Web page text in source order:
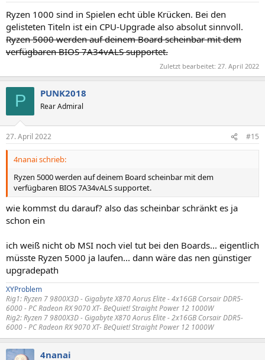
Ryzen 1000 sind in Spielen echt üble Krücken. Bei den
gelisteten Titeln ist ein CPU-Upgrade also absolut sinnvoll.
Ryzen 5000 werden auf deinem Board scheinbar mit dem
verfügbaren BIOS 7A34vALS supportet.
Zuletzt bearbeitet: 27. April 2022
P PUNK2018
Rear Admiral
27. April 2022 #15
4nanai schrieb:
Ryzen 5000 werden auf deinem Board scheinbar mit dem
verfügbaren BIOS 7A34vALS supportet.
wie kommst du darauf? also das scheinbar schränkt es ja
schon ein
ich weiß nicht ob MSI noch viel tut bei den Boards... eigentlich
müsste Ryzen 5000 ja laufen... dann wäre das nen günstiger
upgradepath
XYProblem
Rig1:Ryzen 7 9800X3D - Gigabyte X870 Aorus Elite - 4x16GB Corsair DDR5-
6000 -PC Radeon RX 9070 XT- BeQuiet! Straight Power 12 1000W
Rig2:Ryzen 7 9800X3D - Gigabyte X870 Aorus Elite - 2x16GB Corsair DDR5-
6000 -PC Radeon RX 9070 XT- BeQuiet! Straight Power 12 1000W
4nanai